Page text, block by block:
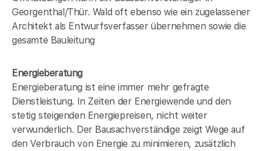
Georgenthal/Thür. Wald oft ebenso wie ein zugelassener
Architekt als Entwurfsverfasser übernehmen sowie die
gesamte Bauleitung
Energieberatung
Energieberatung ist eine immer mehr gefragte
Dienstleistung. In Zeiten der Energiewende und den
stetig steigenden Energiepreisen, nicht weiter
verwunderlich. Der Bausachverständige zeigt Wege auf
den Verbrauch von Energie zu minimieren, zusätzlich